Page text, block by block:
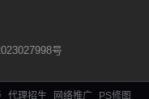
号
代理招生 网络推广
PS修图